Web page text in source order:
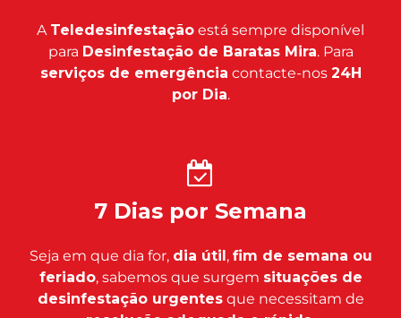
A Teledesinfestação está sempre disponível
para Desinfestação de Baratas Mira. Para
serviços de emergência contacte-nos 24H
por Dia.
7 Dias por Semana
Seja em que dia for, dia útil , fim de semana ou
feriado, sabemos que surgem situações de
desinfestação urgentesque necessitam de